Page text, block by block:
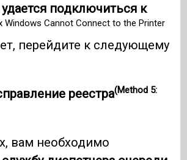
подключиться к
Windows Cannot Connect to the Printer
перейдите к следующему
реестра(Method 5:
вам необходимо